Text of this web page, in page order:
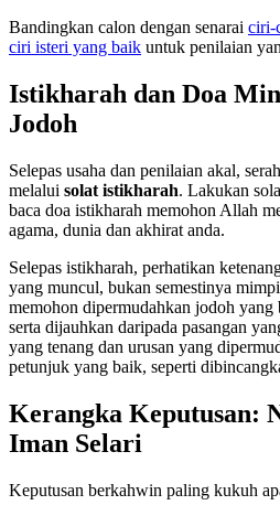
Bandingkan calon dengan senarai ciri-
ciri isteri yang baik untuk penilaian
Istikharah dan Doa
Jodoh
Selepas usaha dan penilaian akal,
melalui solat istikharah. Lakukan
baca doa istikharah memohon Allah
agama, dunia dan akhirat anda.
Selepas istikharah, perhatikan
yang muncul, bukan semestinya
memohon dipermudahkan jodoh yang
serta dijauhkan daripada pasangan
yang tenang dan urusan yang
petunjuk yang baik, seperti
Kerangka Keputusan:
Iman Selari
Keputusan berkahwin paling kukuh